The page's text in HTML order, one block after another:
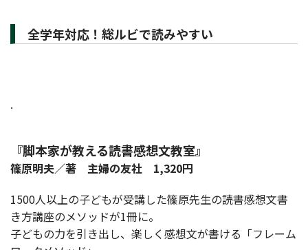
全学年対応！総ルビで読みやすい
.
『脚本家が教える読書感想文教室』
篠原明夫／著 主婦の友社 1,320円
1500人以上の子どもが受講した篠原先生の読書感想文書
き方講座のメソッドが1冊に。
子どもの力を引き出し、楽しく感想文が書ける「フレーム